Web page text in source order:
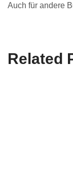
Auch für andere
Related